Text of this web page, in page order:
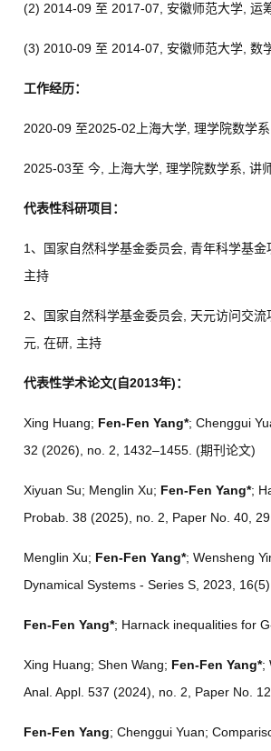
(2) 2014-09 至 2017-07, 安徽师范大学 运
(3) 2010-09 至 2014-07, 安徽师范大学 数
工作经历：
2020-09 至2025-02 上海大学 理学院数学系
2025-03至 今 上海大学 理学院数学系 讲
代表性科研项目：
1 、国家自然科学基金委员会 青年科学基金
主持
2、国家自然科学基金委员会 天元访问交流
元 在研 主持
代表性学术论文(自2013年)：
Xing Huang; Fen-Fen Yang*; Chenggui
32 (2026), no. 2, 1432–1455. (期刊论文)
Xiyuan Su; Menglin Xu; Fen-Fen Yang*;
Probab. 38 (2025), no. 2, Paper No. 40, 29
Menglin Xu; Fen-Fen Yang*; Wensheng
Dynamical Systems - Series S, 2023,
Fen-Fen Yang*; Harnack inequalities for
Xing Huang; Shen Wang; Fen-Fen Yang*;
Anal. Appl. 537 (2024), no. 2, Paper No.
Fen-Fen Yang; Chenggui Yuan;